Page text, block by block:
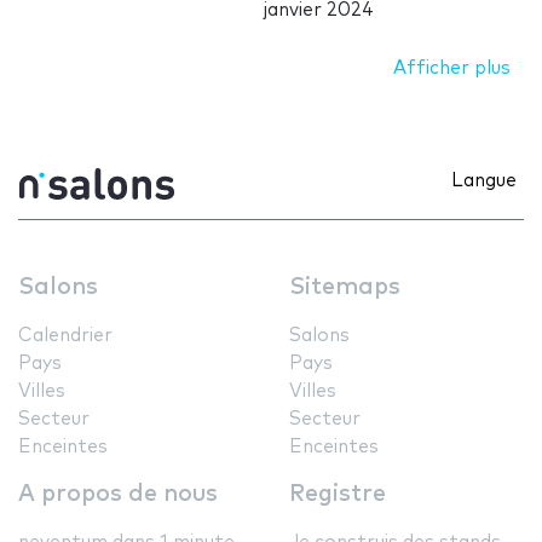
janvier 2024
Afficher plus
Langue
Salons
Calendrier
Pays
Villes
Secteur
Enceintes
Sitemaps
Salons
Pays
Villes
Secteur
Enceintes
A propos de nous Registre